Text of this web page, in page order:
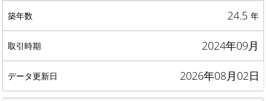
24.5 年
2024年09月
2026年08月02日